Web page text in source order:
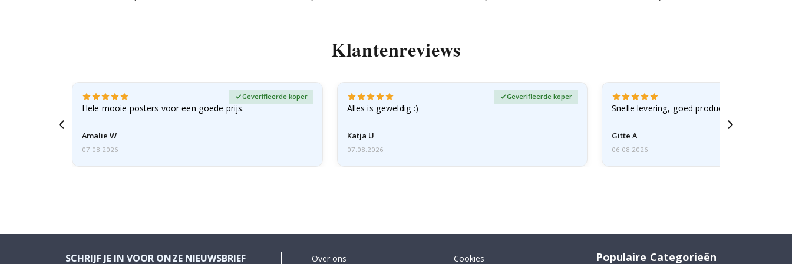
Klantenreviews
Hele mooie posters voor een goede prijs.
Amalie W
Geverifieerde koper
07.08.2026
Alles is geweldig :)
Katja U
Geverifieerde koper
07.08.2026
Snelle levering, goed product
Gitte A
06.08.2026
SCHRIJF JE IN VOOR ONZE NIEUWSBRIEF Over ons Cookies Populaire Categorieën